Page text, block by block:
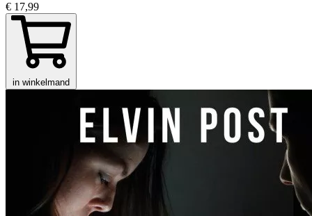
€ 17,99
in winkelmand